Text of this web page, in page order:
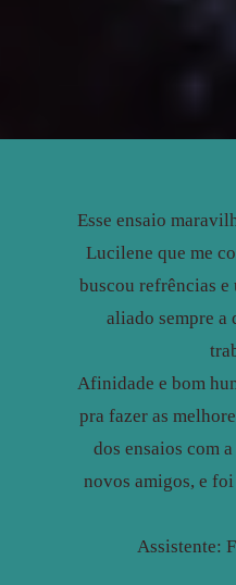
Esse ensaio
Lucilene que me
buscou refrências e
aliado sempre a
Afinidade e bom
pra fazer as
dos ensaios com
novos amigos, e
Assistente: